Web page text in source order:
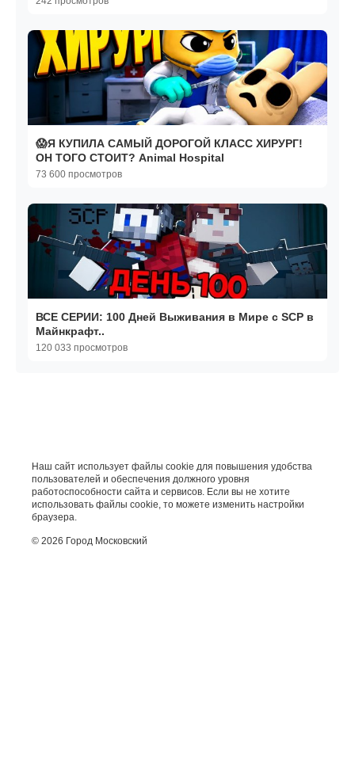
😱Я КУПИЛА САМЫЙ ДОРОГОЙ КЛАСС ХИРУРГ!
ОН ТОГО СТОИТ? Animal Hospital
73 600 просмотров
ВСЕ СЕРИИ: 100 Дней Выживания в Мире с SCP в
Майнкрафт..
120 033 просмотров
Наш сайт использует файлы cookie для повышения удобства
пользователей и обеспечения должного уровня
работоспособности сайта и сервисов. Если вы не хотите
использовать файлы cookie, то можете изменить настройки
браузера.
© 2026 Город Московский